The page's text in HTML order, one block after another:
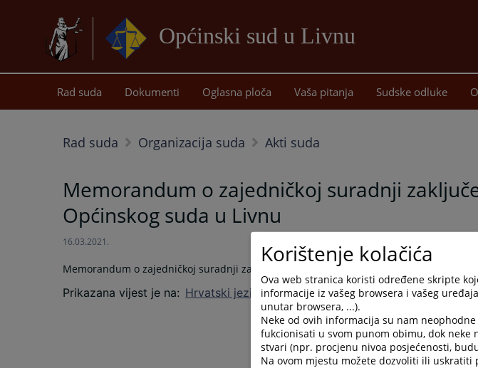
Općinski sud u Livnu
sadržaj
Rad suda Dokumenti Oglasna ploča Vaša pitanja Sudske odluke
Rad suda Organizacija suda Akti suda
Memorandum o zajedničkoj suradnji
Općinskog suda u Livnu
16.03.2021.
Memorandum o zajedničkoj suradnji zaključen između Kantonalnog suda u Livnu i
Prikazana vijest je na: Hrvatski jezik
Korištenje kolačića
Ova web stranica koristi određene skripte
informacije iz vašeg browsera i vašeg
unutar browsera, ...).
Neke od ovih informacija su nam
fukcionisati u svom punom obimu, dok
stvari (npr. procjenu nivoa posjećenosti,
Na ovom mjestu možete dozvoliti ili